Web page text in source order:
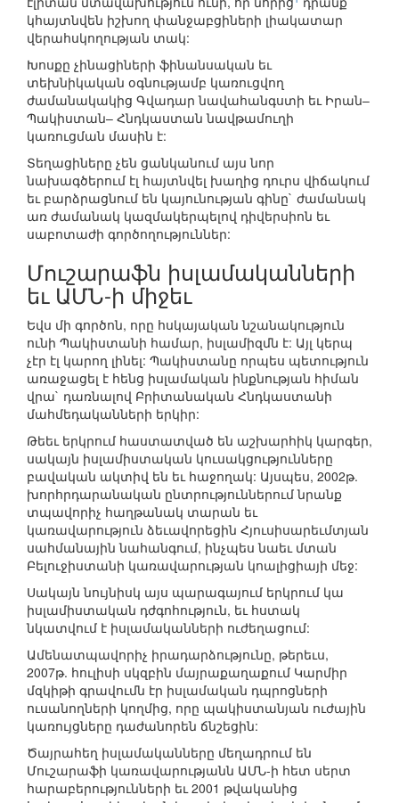
կհայտնվեն իշխող փանջաբցիների լիակատար
վերահսկողության տակ:
Խոսքը չինացիների ֆինանսական եւ
տեխնիկական օգնությամբ կառուցվող
ժամանակակից Գվադար նավահանգստի եւ Իրան–
Պակիստան– Հնդկաստան նավթամուղի
կառուցման մասին է:
Տեղացիները չեն ցանկանում այս նոր
նախագծերում էլ հայտնվել խաղից դուրս վիճակում
եւ բարձրացնում են կայունության գինը` ժամանակ
առ ժամանակ կազմակերպելով դիվերսիոն եւ
սաբոտաժի գործողություններ:
Մուշարաֆն իսլամականների
եւ ԱՄՆ-ի միջեւ
Եվս մի գործոն, որը հսկայական նշանակություն
ունի Պակիստանի համար, իսլամիզմն է: Այլ կերպ
չէր էլ կարող լինել: Պակիստանը որպես պետություն
առաջացել է հենց իսլամական ինքնության հիման
վրա` դառնալով Բրիտանական Հնդկաստանի
մահմեդականների երկիր:
Թեեւ երկրում հաստատված են աշխարհիկ կարգեր,
սակայն իսլամիստական կուսակցությունները
բավական ակտիվ են եւ հաջողակ: Այսպես, 2002թ.
խորհրդարանական ընտրություններում նրանք
տպավորիչ հաղթանակ տարան եւ
կառավարություն ձեւավորեցին Հյուսիսարեւմտյան
սահմանային նահանգում, ինչպես նաեւ մտան
Բելուջիստանի կառավարության կոալիցիայի մեջ:
Սակայն նույնիսկ այս պարագայում երկրում կա
իսլամիստական դժգոհություն, եւ հստակ
նկատվում է իսլամականների ուժեղացում:
Ամենատպավորիչ իրադարձությունը, թերեւս,
2007թ. հուլիսի սկզբին մայրաքաղաքում Կարմիր
մզկիթի գրավումն էր իսլամական դպրոցների
ուսանողների կողմից, որը պակիստանյան ուժային
կառույցները դաժանորեն ճնշեցին:
Ծայրահեղ իսլամականները մեղադրում են
Մուշարաֆի կառավարությանն ԱՄՆ-ի հետ սերտ
հարաբերությունների եւ 2001 թվականից